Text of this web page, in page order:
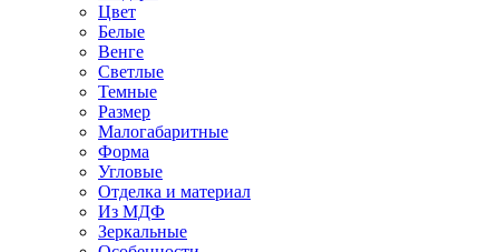
Цвет
Белые
Венге
Светлые
Темные
Размер
Малогабаритные
Форма
Угловые
Отделка и материал
Из МДФ
Зеркальные